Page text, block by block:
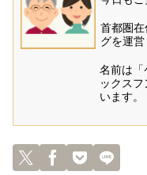
首都圏
グを運営
名前は「
ックス
います。